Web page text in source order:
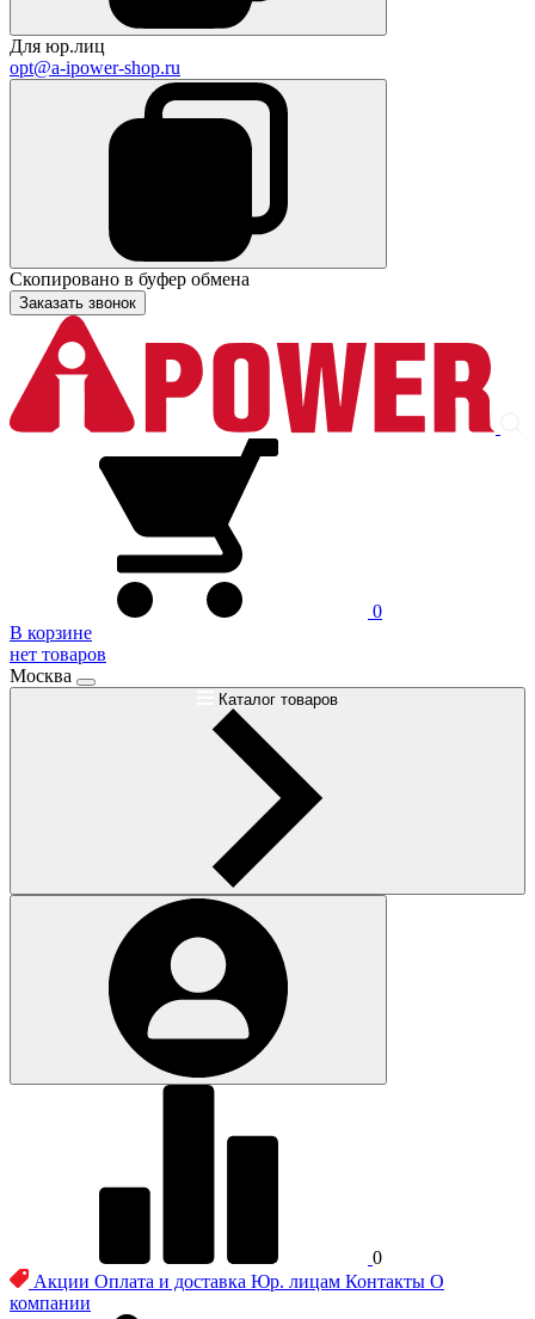
Для юр.лиц
opt@a-ipower-shop.ru
Скопировано в буфер обмена
Заказать звонок
0
В корзине
нет товаров
Москва
Каталог товаров
0
Акции Оплата и доставка Юр. лицам Контакты О
компании